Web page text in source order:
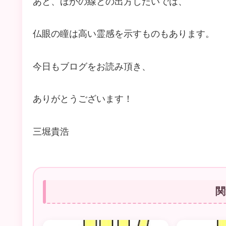
仏眼の瞳は高い霊感を示すものもあります。
今日もブログをお読み頂き、
ありがとうございます！
三堀貴浩